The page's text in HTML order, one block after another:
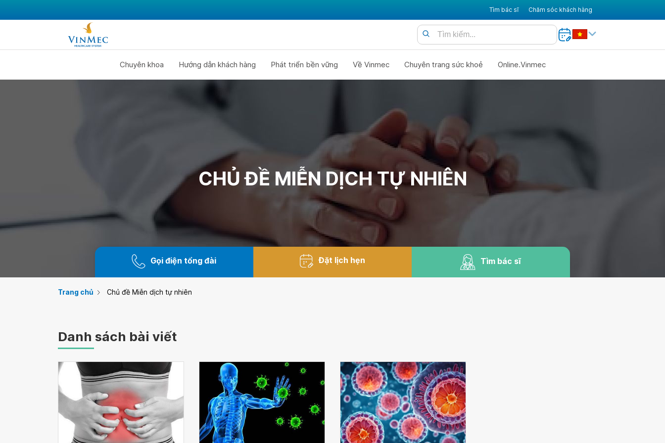
Tìm bác sĩ Chăm sóc khách hàng
Chuyên khoa Hướng dẫn khách hàng Phát triển bền vững Về Vinmec Chuyên trang sức khoẻ Online.Vinmec
CHỦ ĐỀ MIỄN DỊCH TỰ NHIÊN
Gọi điện tổng đài Đặt lịch hẹn Tìm bác sĩ
Trang chủ Chủ đề Miễn dịch tự nhiên
Danh sách bài viết